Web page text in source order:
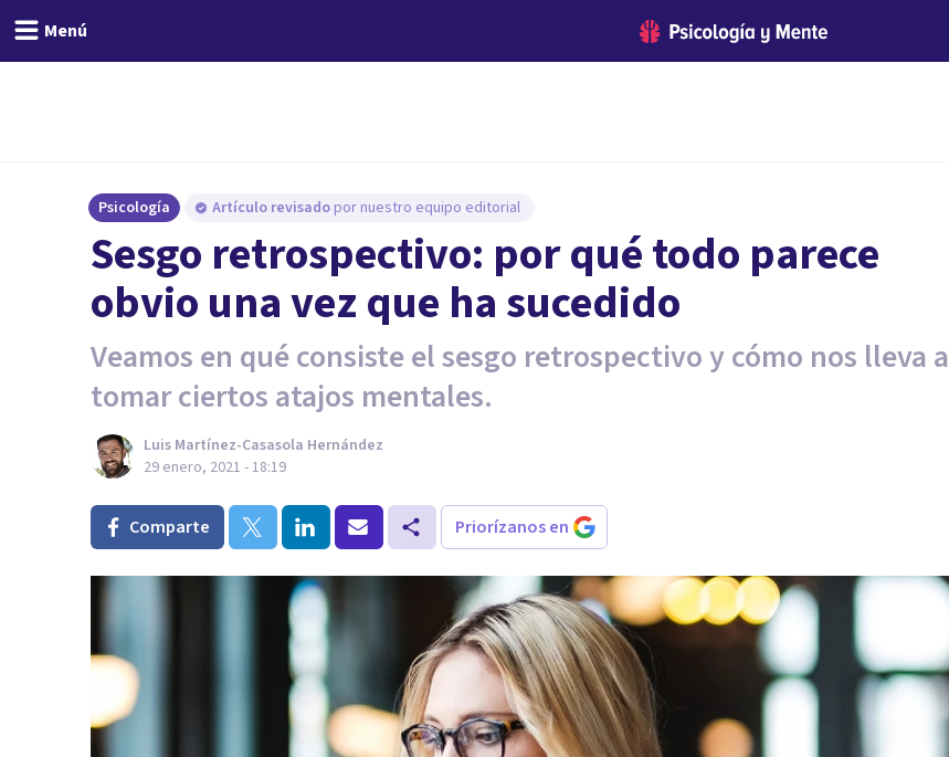
Menú
Psicología Artículo revisado por nuestro equipo editorial
Sesgo retrospectivo: por qué todo parece
obvio una vez que ha sucedido
Veamos en qué consiste el sesgo retrospectivo y cómo nos lleva a
tomar ciertos atajos mentales.
Luis Martínez-Casasola Hernández
29 enero, 2021 - 18:19
Comparte Priorízanos en